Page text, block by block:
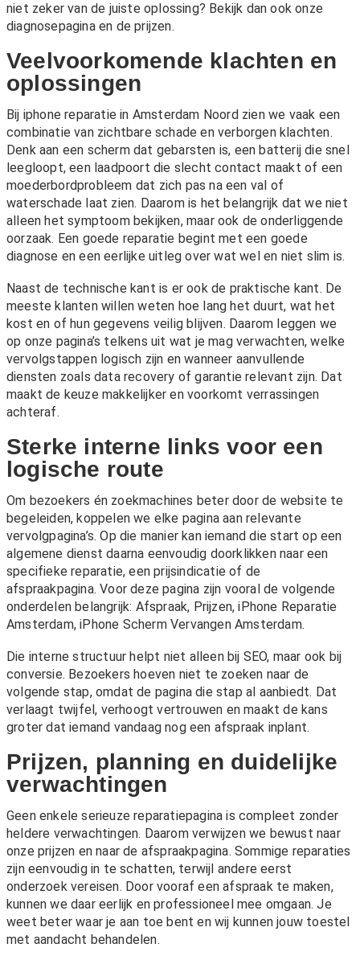
niet zeker van de juiste oplossing? Bekijk dan ook onze
diagnosepaginaen deprijzen.
Veelvoorkomende klachten en
oplossingen
Bij iphone reparatie in Amsterdam Noord zien we vaak een
combinatie van zichtbare schade en verborgen klachten.
Denk aan een scherm dat gebarsten is, een batterij die snel
leegloopt, een laadpoort die slecht contact maakt of een
moederbordprobleem dat zich pas na een val of
waterschade laat zien. Daarom is het belangrijk dat we niet
alleen het symptoom bekijken, maar ook de onderliggende
oorzaak. Een goede reparatie begint met een goede
diagnose en een eerlijke uitleg over wat wel en niet slim is.
Naast de technische kant is er ook de praktische kant. De
meeste klanten willen weten hoe lang het duurt, wat het
kost en of hun gegevens veilig blijven. Daarom leggen we
op onze pagina’s telkens uit wat je mag verwachten, welke
vervolgstappen logisch zijn en wanneer aanvullende
diensten zoals data recovery ofgarantie relevant zijn. Dat
maakt de keuze makkelijker en voorkomt verrassingen
achteraf.
Sterke interne links voor een
logische route
Om bezoekers én zoekmachines beter door de website te
begeleiden, koppelen we elke pagina aan relevante
vervolgpagina’s. Op die manier kan iemand die start op een
algemene dienst daarna eenvoudig doorklikken naar een
specifieke reparatie, een prijsindicatie of de
afspraakpagina. Voor deze pagina zijn vooral de volgende
onderdelen belangrijk: Afspraak, Prijzen,iPhone Reparatie
Amsterdam,iPhone Scherm Vervangen Amsterdam.
Die interne structuur helpt niet alleen bij SEO, maar ook bij
conversie. Bezoekers hoeven niet te zoeken naar de
volgende stap, omdat de pagina die stap al aanbiedt. Dat
verlaagt twijfel, verhoogt vertrouwen en maakt de kans
groter dat iemand vandaag nog een afspraak inplant.
Prijzen, planning en duidelijke
verwachtingen
Geen enkele serieuze reparatiepagina is compleet zonder
heldere verwachtingen. Daarom verwijzen we bewust naar
onze prijzen en naar de afspraakpagina. Sommige reparaties
zijn eenvoudig in te schatten, terwijl andere eerst
onderzoek vereisen. Door vooraf een afspraak te maken,
kunnen we daar eerlijk en professioneel mee omgaan. Je
weet beter waar je aan toe bent en wij kunnen jouw toestel
met aandacht behandelen.